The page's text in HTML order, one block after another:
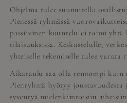
Ohjelma tulee suunnitella
Pienessä ryhmässä
passiivinen kuuntelu ei toimi yhtä
tilaisuuksissa. Keskustelulle,
yhteiselle tekemiselle tulee varata
Aikataulu saa olla rennompi kuin
Pienryhmä hyötyy joustavuudesta
syventyä mielenkiintoisiin